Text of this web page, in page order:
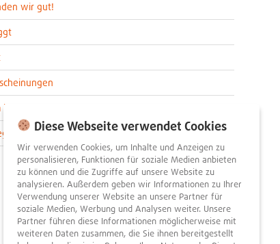
wir gut!
im lit:blog
Diese Webseite verwendet Cookies
Wir verwenden Cookies, um Inhalte und Anzeigen zu
personalisieren, Funktionen für soziale Medien anbieten
zu können und die Zugriffe auf unsere Website zu
analysieren. Außerdem geben wir Informationen zu Ihrer
Verwendung unserer Website an unsere Partner für
soziale Medien, Werbung und Analysen weiter. Unsere
Partner führen diese Informationen möglicherweise mit
weiteren Daten zusammen, die Sie ihnen bereitgestellt